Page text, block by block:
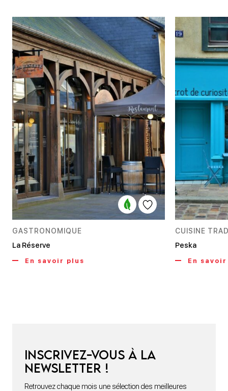
GASTRONOMIQUE
La Réserve
En savoir plus
CUISINE
Peska
En
Inscrivez-vous à la
newsletter !
Retrouvez chaque mois une sélection des meilleures